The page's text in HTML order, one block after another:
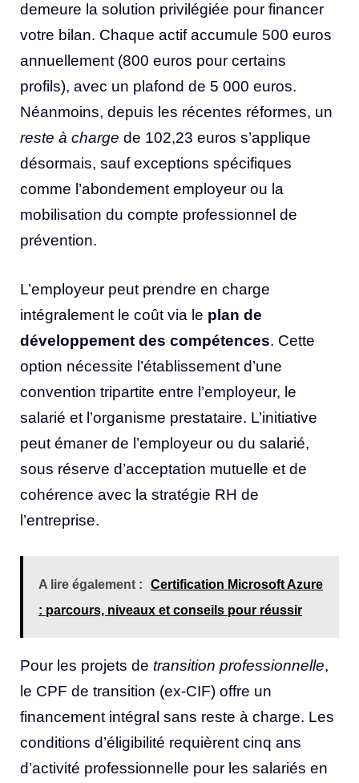
demeure la solution privilégiée pour financer
votre bilan. Chaque actif accumule 500 euros
annuellement (800 euros pour certains
profils), avec un plafond de 5 000 euros.
Néanmoins, depuis les récentes réformes, un
reste à charge de 102,23 euros s’applique
désormais, sauf exceptions spécifiques
comme l’abondement employeur ou la
mobilisation du compte professionnel de
prévention.
L’employeur peut prendre en charge
intégralement le coût via le plan de
développement des compétences. Cette
option nécessite l’établissement d’une
convention tripartite entre l’employeur, le
salarié et l’organisme prestataire. L’initiative
peut émaner de l’employeur ou du salarié,
sous réserve d’acceptation mutuelle et de
cohérence avec la stratégie RH de
l’entreprise.
A lire également :
Certification Microsoft Azure
: parcours, niveaux et conseils pour réussir
Pour les projets de transition professionnelle,
le CPF de transition (ex-CIF) offre un
financement intégral sans reste à charge. Les
conditions d’éligibilité requièrent cinq ans
d’activité professionnelle pour les salariés en